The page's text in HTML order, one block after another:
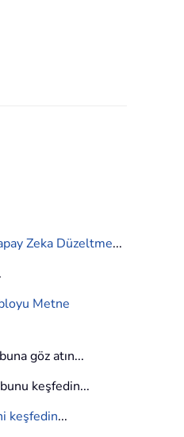
Zeka Düzeltme...
Metne
göz atın...
keşfedin...
keşfedin...